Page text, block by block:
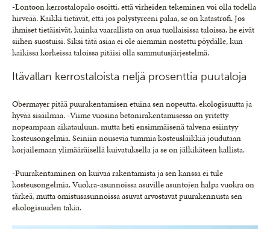
-Lontoon kerrostalopalo osoitti, että virheiden tekeminen voi olla todella
hirveää. Kaikki tietävät, että jos polystyreeni palaa, se on katastrofi. Jos
ihmiset tietäisivät, kuinka vaarallista on asua tuollaisissa taloissa, he eivät
siihen suostuisi. Siksi tätä asiaa ei ole aiemmin nostettu pöydälle, kun
kaikissa korkeissa taloissa pitäisi olla sammutusjärjestelmä.
Itävallan kerrostaloista neljä prosenttia puutaloja
Obermayer pitää puurakentamisen etuina sen nopeutta, ekologisuutta ja
hyvää sisäilmaa. -Viime vuosina betonirakentamisessa on yritetty
nopeampaan aikatauluun, mutta heti ensimmäisenä talvena esiintyy
kosteusongelmia. Seiniin nousevia tummia kosteusläikkiä joudutaan
korjailemaan ylimääräisellä kuivatuksella ja se on jälkikäteen kallista.
-Puurakentaminen on kuivaa rakentamista ja sen kanssa ei tule
kosteusongelmia. Vuokra-asunnoissa asuville asuntojen halpa vuokra on
tärkeä, mutta omistusasunnoissa asuvat arvostavat puurakennusta sen
ekologisuuden takia.